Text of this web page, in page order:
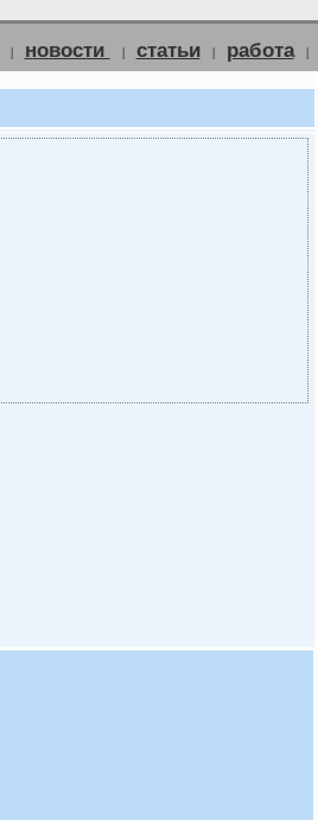
| новости | статьи | работа |